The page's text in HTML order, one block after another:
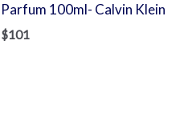
Parfum 100ml- Calvin Klein
$101